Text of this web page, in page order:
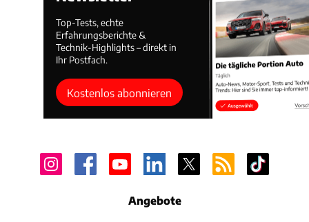
Top-Tests, echte
Erfahrungsberichte &
Technik-Highlights – direkt in
Ihr Postfach.
Kostenlos abonnieren
Angebote